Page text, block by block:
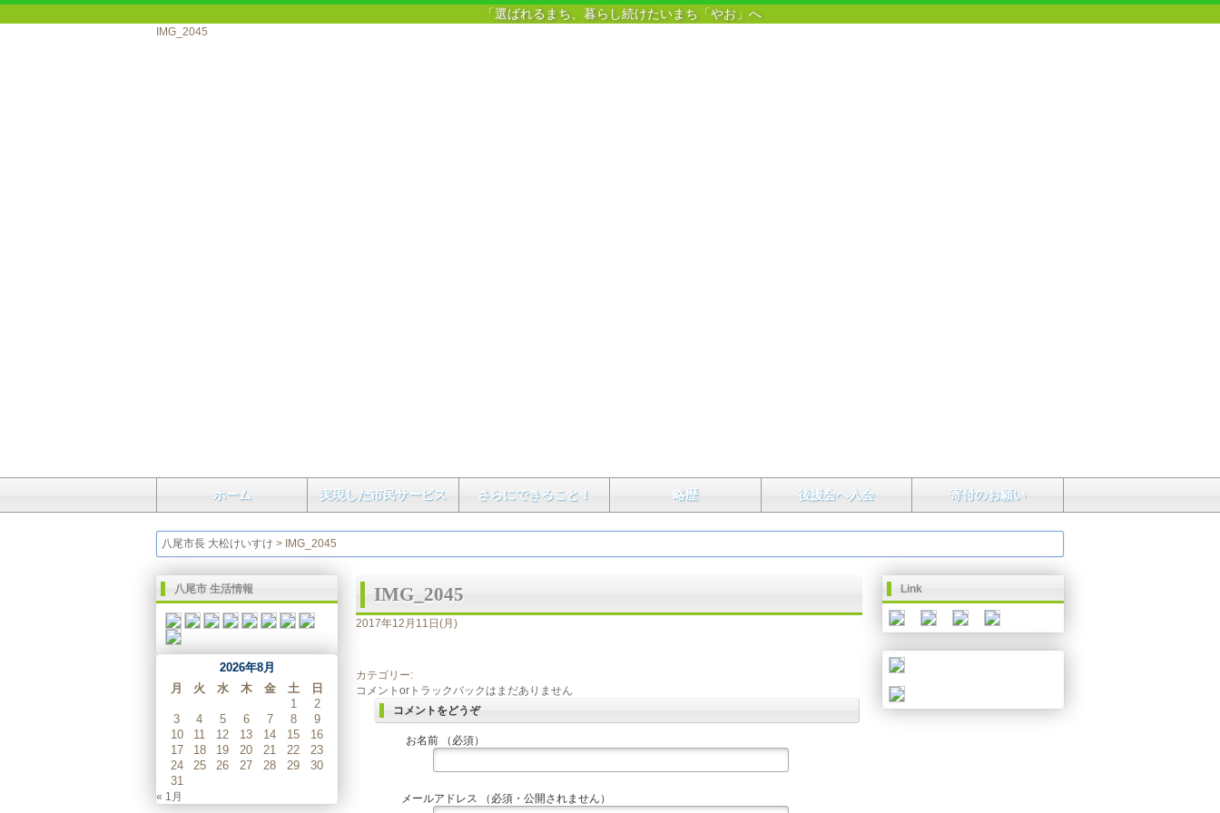
「選ばれるまち、暮らし続けたいまち「やお」へ
IMG_2045
ホーム 実現した市民サービス さらにできること！ 略歴 後援会へ入会 寄付のお願い
八尾市長 大松けいすけ > IMG_2045
IMG_2045
2017年12月11日(月)
カテゴリー:
コメントorトラックバックはまだありません
コメントをどうぞ
お名前 （必須）
メールアドレス （必須・公開されません）
Link
八尾市 生活情報
2026年8月
月
火 水 木 金 土
日
1
2
3
4 5 6 7 8
9
10
11 12 13 14 15
16
17
18 19 20 21 22
23
24
25 26 27 28 29
30
31
« 1月